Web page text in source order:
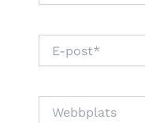
post*